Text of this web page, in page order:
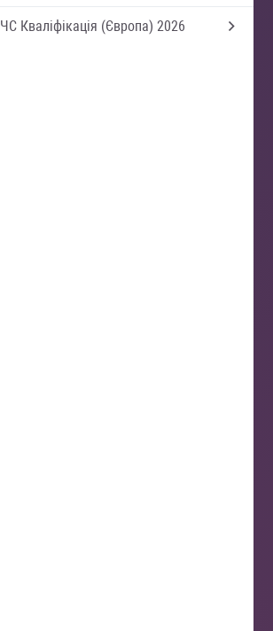
ЧС Кваліфікація (Європа) 2026